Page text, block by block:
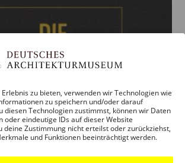
zu bieten, verwenden wir Technologien wie
zu speichern und/oder darauf
diesen Technologien zustimmst, können wir Daten
oder eindeutige IDs auf dieser Website
deine Zustimmung nicht erteilst oder zurückziehst,
und Funktionen beeinträchtigt werden.